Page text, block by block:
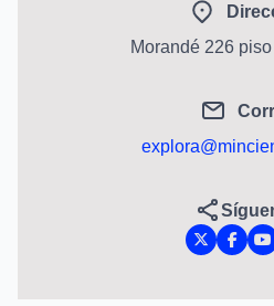
Morandé 226